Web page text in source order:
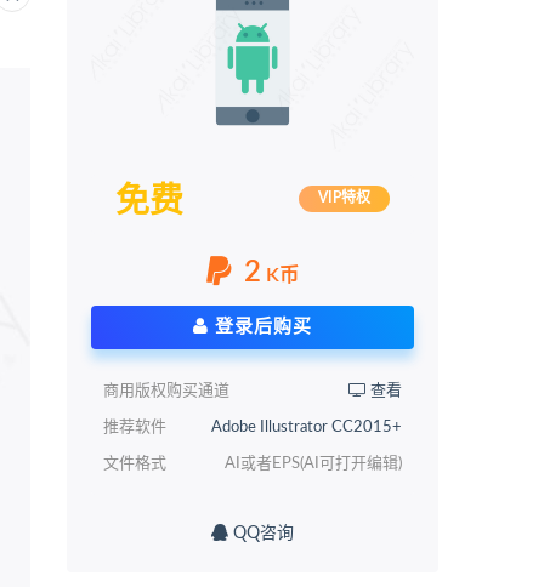
免费 VIP特权
2 K币
登录后购买
商用版权购买通道 查看
推荐软件 Adobe Illustrator CC2015+
文件格式 AI或者EPS(AI可打开编辑)
QQ咨询